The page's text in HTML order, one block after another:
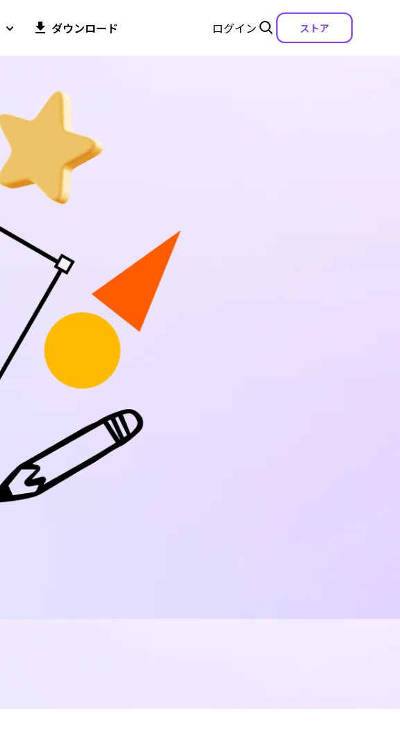
ログイン ストア
ダウンロード